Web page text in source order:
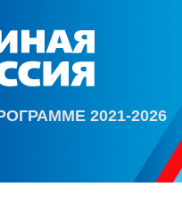
2021-2026